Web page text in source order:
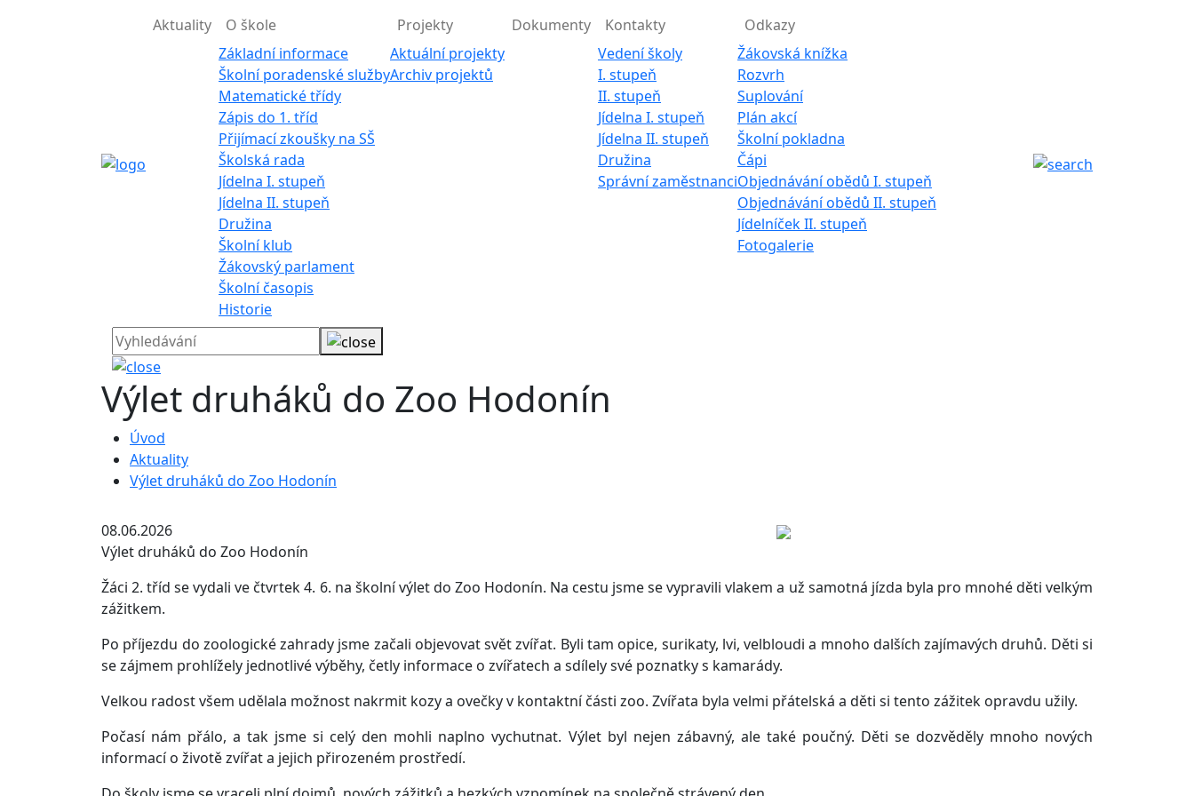
Aktuality
O škole
Základní informace
Školní poradenské služby
Matematické třídy
Zápis do 1. tříd
Přijímací zkoušky na SŠ
Školská rada
Jídelna I. stupeň
Jídelna II. stupeň
Družina
Školní klub
Žákovský parlament
Školní časopis
Historie
Projekty
Aktuální projekty
Archiv projektů
Dokumenty
Kontakty
Vedení školy
I. stupeň
II. stupeň
Jídelna I. stupeň
Jídelna II. stupeň
Družina
Správní zaměstnanci
Odkazy
Žákovská knížka
Rozvrh
Suplování
Plán akcí
Školní pokladna
Čápi
Objednávání obědů I. stupeň
Objednávání obědů II. stupeň
Jídelníček II. stupeň
Fotogalerie
Výlet druháků do Zoo Hodonín
Úvod
Aktuality
Výlet druháků do Zoo Hodonín
08.06.2026
Výlet druháků do Zoo Hodonín
Žáci 2. tříd se vydali ve čtvrtek 4. 6. na školní výlet do Zoo Hodonín. Na cestu jsme se vypravili vlakem a už samotná jízda byla pro mnohé děti velkým
zážitkem.
Po příjezdu do zoologické zahrady jsme začali objevovat svět zvířat. Byli tam opice, surikaty, lvi, velbloudi a mnoho dalších zajímavých druhů. Děti si
se zájmem prohlížely jednotlivé výběhy, četly informace o zvířatech a sdílely své poznatky s kamarády.
Velkou radost všem udělala možnost nakrmit kozy a ovečky v kontaktní části zoo. Zvířata byla velmi přátelská a děti si tento zážitek opravdu užily.
Počasí nám přálo, a tak jsme si celý den mohli naplno vychutnat. Výlet byl nejen zábavný, ale také poučný. Děti se dozvěděly mnoho nových
informací o životě zvířat a jejich přirozeném prostředí.